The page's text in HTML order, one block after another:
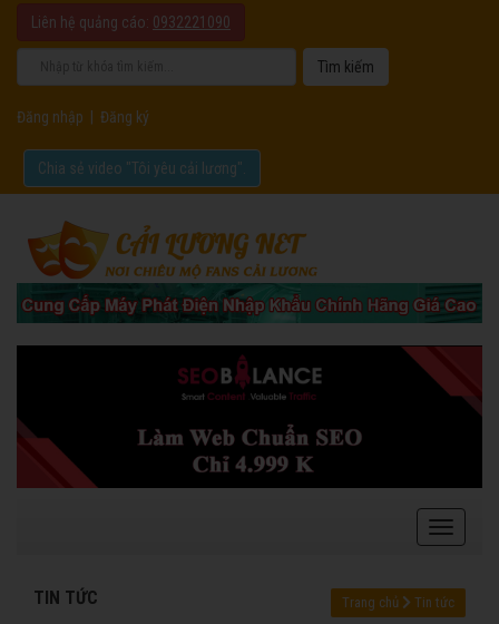
Liên hệ quảng cáo: 0932221090
Đăng nhập Đăng ký
Chia sẻ video "Tôi yêu cải lương".
TIN TỨC Trang chủ Tin tức